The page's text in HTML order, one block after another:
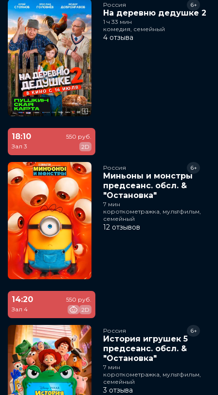
Россия
На деревню дедушке 2
6+
1 ч 33 мин
комедия, семейный
4 отзыва
18:10
Зал 3
550 руб.
2D
Россия
Миньоны и монстры
предсеанс. обсл. &
"Остановка"
6+
7 мин
короткометражка, мультфильм,
семейный
12 отзывов
14:20
Зал 4
550 руб.
2D
Россия
История игрушек 5
предсеанс. обсл. &
"Остановка"
6+
7 мин
короткометражка, мультфильм,
семейный
3 отзыва